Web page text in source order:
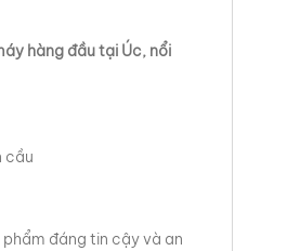
hàng đầu tại Úc, nổi
cầu
phẩm đáng tin cậy và an